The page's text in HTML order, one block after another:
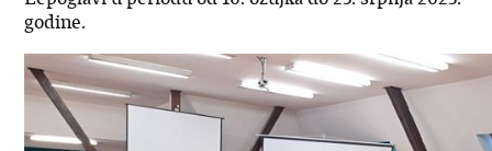
godine.